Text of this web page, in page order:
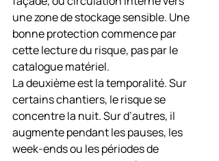
une zone de stockage sensible. Une
bonne protection commence par
cette lecture du risque, pas par le
catalogue matériel.
La deuxième est la temporalité. Sur
certains chantiers, le risque se
concentre la nuit. Sur d’autres, il
augmente pendant les pauses, les
week-ends ou les périodes de